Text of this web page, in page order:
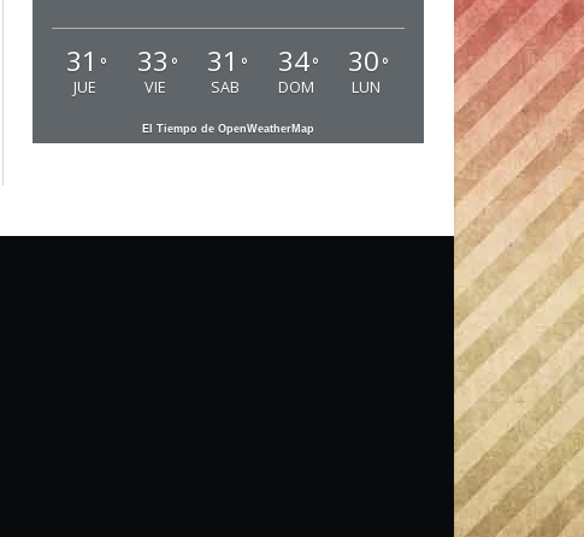
31 °
JUE
33 °
VIE
31 °
SAB
34°
DOM
30 °
LUN
El Tiempo de OpenWeatherMap